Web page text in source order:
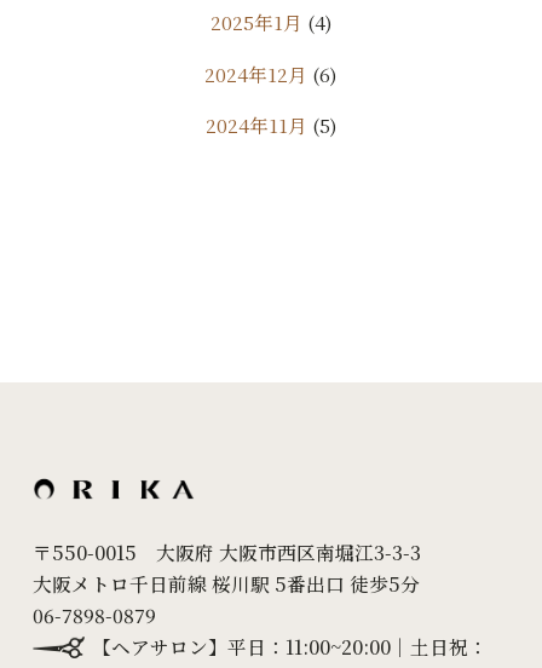
2025年1月 (4)
2024年12月 (6)
2024年11月 (5)
2024年6月(18)
2024年3月(7)
2024年2月(10)
2024年1月(6)
〒550-0015 大阪府 大阪市西区南堀江3-3-3
大阪メトロ千日前線 桜川駅 5番出口 徒歩5分
06-7898-0879
【ヘアサロン】平日：11:00~20:00｜土日祝：